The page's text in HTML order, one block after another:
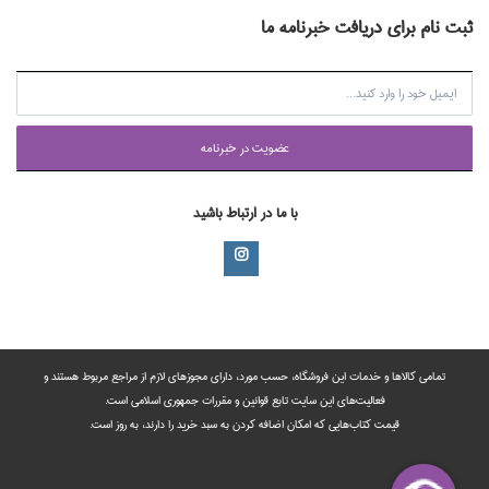
ثبت نام برای دریافت خبرنامه ما
عضويت در خبرنامه
با ما در ارتباط باشید
تمامی‌ کالاها و خدمات این فروشگاه، حسب مورد،‌ دارای مجوزهای لازم از مراجع مربوط هستند ‌و‌‌
فعالیت‌های این سایت تابع قوانین و مقررات جمهوری اسلامی است.
قیمت کتاب‌هایی که امکان اضافه کردن به سبد خرید را دارند،‌ به روز است.